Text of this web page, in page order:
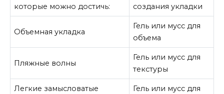
которые можно достичь:
создания укладки
Объемная укладка
Гель или мусс для
объема
Пляжные волны
Гель или мусс для
текстуры
Легкие замысловатые
Гель или мусс для